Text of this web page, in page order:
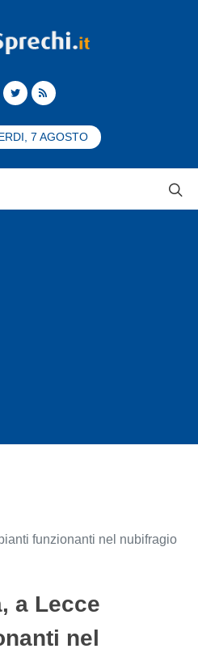
7 AGOSTO
funzionanti nel nubifragio
a Lecce
nel